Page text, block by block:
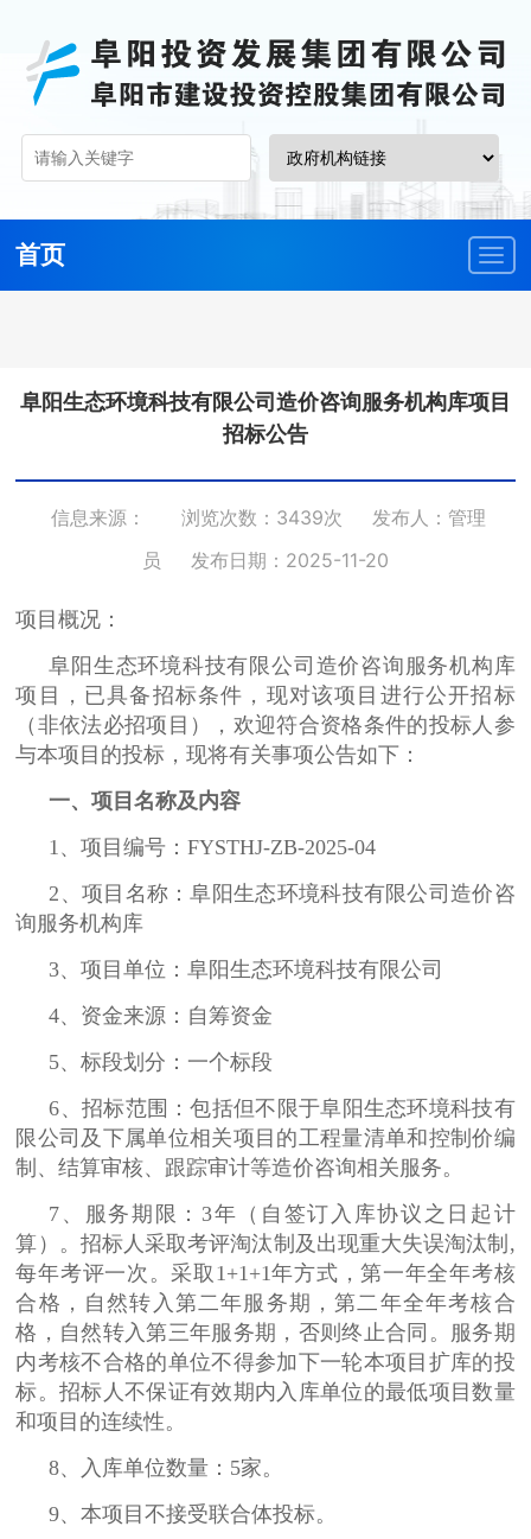
首页
阜阳生态环境科技有限公司造价咨询服务机构库项目
招标公告
信息来源： 浏览次数：3439次
发布人：管理
员
发布日期：2025-11-20
项目概况：
阜阳生态环境科技有限公司造价咨询服务机构库
项目，已具备招标条件，现对该项目进行公开招标
（非依法必招项目），欢迎符合资格条件的投标人参
与本项目的投标，现将有关事项公告如下：
一、项目名称及内容
1、项目编号：FYSTHJ-ZB-2025-04
2、项目名称：阜阳生态环境科技有限公司造价咨
询服务机构库
3、项目单位：阜阳生态环境科技有限公司
4、资金来源：自筹资金
5、标段划分：一个标段
6、招标范围：包括但不限于阜阳生态环境科技有
限公司及下属单位相关项目的工程量清单和控制价编
制、结算审核、跟踪审计等造价咨询相关服务。
7、服务期限：3年（自签订入库协议之日起计
算）。招标人采取考评淘汰制及出现重大失误淘汰制,
每年考评一次。采取1+1+1年方式，第一年全年考核
合格，自然转入第二年服务期，第二年全年考核合
格，自然转入第三年服务期，否则终止合同。服务期
内考核不合格的单位不得参加下一轮本项目扩库的投
标。招标人不保证有效期内入库单位的最低项目数量
和项目的连续性。
8、入库单位数量：5家。
9、本项目不接受联合体投标。